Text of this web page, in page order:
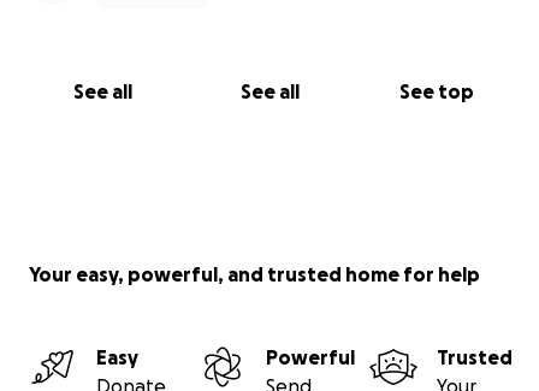
See all See all See top
Your easy, powerful, and trusted home for help
Easy
Donate
Powerful
Send
Trusted
Your